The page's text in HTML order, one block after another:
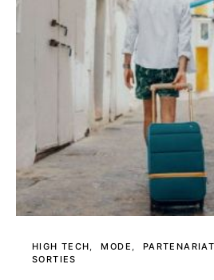
HIGH TECH MODE
SORTIES